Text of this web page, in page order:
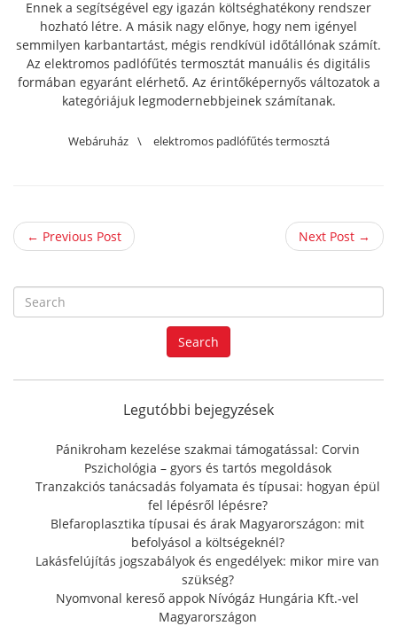
Ennek a segítségével egy igazán költséghatékony rendszer
hozható létre. A másik nagy előnye, hogy nem igényel
semmilyen karbantartást, mégis rendkívül időtállónak számít.
Az elektromos padlófűtés termosztát manuális és digitális
formában egyaránt elérhető. Az érintőképernyős változatok a
kategóriájuk legmodernebbjeinek számítanak.
Webáruház \ elektromos padlófűtés termosztá
← Previous Post Next Post →
e
a
r
f
r
:
Search
Legutóbbi bejegyzések
Pánikroham kezelése szakmai támogatással: Corvin
Pszichológia – gyors és tartós megoldások
Tranzakciós tanácsadás folyamata és típusai: hogyan épül
fel lépésről lépésre?
Blefaroplasztika típusai és árak Magyarországon: mit
befolyásol a költségeknél?
Lakásfelújítás jogszabályok és engedélyek: mikor mire van
szükség?
Nyomvonal kereső appok Nívógáz Hungária Kft.-vel
Magyarországon